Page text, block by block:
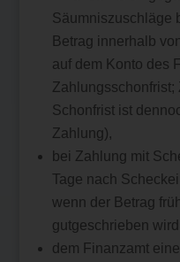
Säumniszuschläge
Betrag innerhalb
auf dem Konto des
Schonfrist ist
Zahlung),
bei Zahlung mit
Tage nach
wenn der Betrag
gutgeschrieben
dem Finanzamt eine